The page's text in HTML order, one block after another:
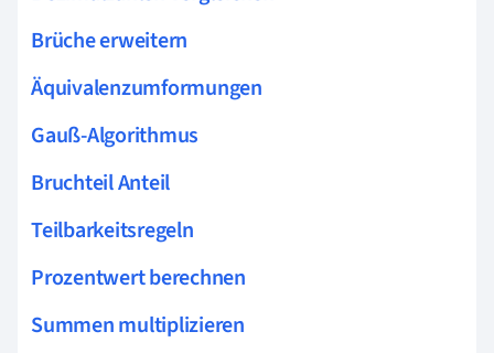
Brüche erweitern
Äquivalenzumformungen
Gauß-Algorithmus
Bruchteil Anteil
Teilbarkeitsregeln
Prozentwert berechnen
Summen multiplizieren